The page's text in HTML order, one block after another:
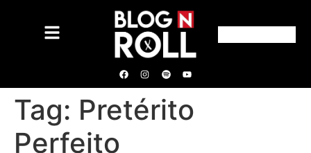
Tag: Pretérito
Perfeito